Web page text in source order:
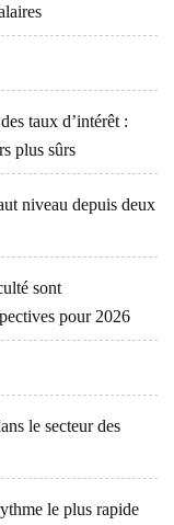
taux d’intérêt :
plus sûrs
niveau depuis deux
sont
pour 2026
le secteur des
le plus rapide